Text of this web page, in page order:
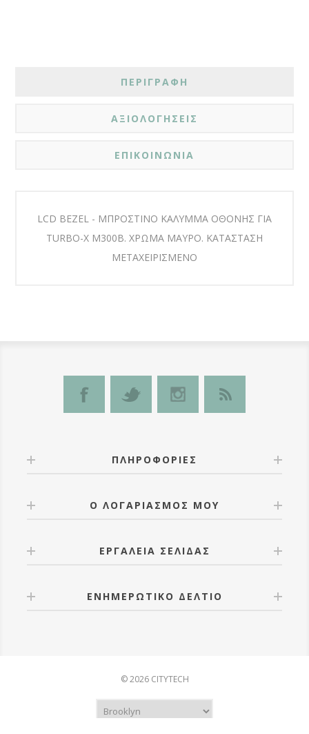
ΠΕΡΙΓΡΑΦΗ
ΑΞΙΟΛΟΓΗΣΕΙΣ
ΕΠΙΚΟΙΝΩΝΙΑ
LCD BEZEL - ΜΠΡΟΣΤΙΝΟ ΚΑΛΥΜΜΑ ΟΘΟΝΗΣ ΓΙΑ
TURBO-X M300B. ΧΡΩΜΑ ΜΑΥΡΟ. ΚΑΤΑΣΤΑΣΗ
ΜΕΤΑΧΕΙΡΙΣΜΕΝΟ
ΠΛΗΡΟΦΟΡΊΕΣ
Ο ΛΟΓΑΡΙΑΣΜΌΣ ΜΟΥ
ΕΡΓΑΛΕΊΑ ΣΕΛΊΔΑΣ
ΕΝΗΜΕΡΩΤΙΚΌ ΔΕΛΤΊΟ
© 2026 CITYTECH